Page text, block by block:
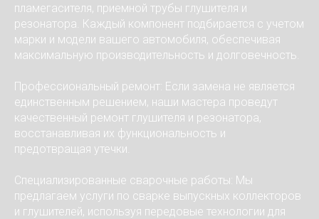
пламегасителя, приемной трубы глушителя и
резонатора. Каждый компонент подбирается с учетом
марки и модели вашего автомобиля, обеспечивая
максимальную производительность и долговечность.
Профессиональный ремонт: Если замена не является
единственным решением, наши мастера проведут
качественный ремонт глушителя и резонатора,
восстанавливая их функциональность и
предотвращая утечки.
Специализированные сварочные работы: Мы
предлагаем услуги по сварке выпускных коллекторов
и глушителей, используя передовые технологии для